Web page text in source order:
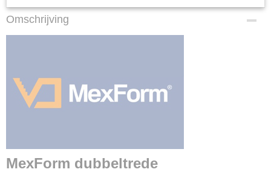
Productcode
Dubbeltrede: Fineline metalic
Omschrijving
MexForm dubbeltrede